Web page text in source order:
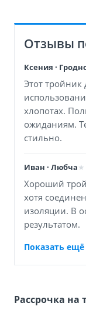
Отзывы
Ксения ·
Этот тройник
хлопотах.
ожиданиям.
стильно.
Иван · Любча
Хороший
хотя
изоляции. В
результатом.
Показать ещё
Рассрочка на